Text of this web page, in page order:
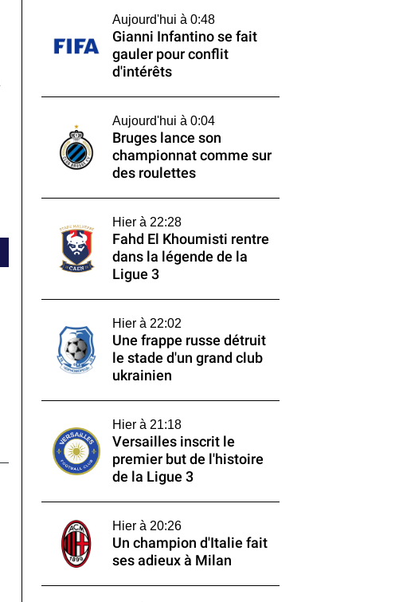
Aujourd'hui à 0:48
Gianni Infantino se fait
gauler pour conflit
d'intérêts
Aujourd'hui à 0:04
Bruges lance son
championnat comme sur
des roulettes
Hier à 22:28
Fahd El Khoumisti rentre
dans la légende de la
Ligue 3
Hier à 22:02
Une frappe russe détruit
le stade d'un grand club
ukrainien
Hier à 21:18
Versailles inscrit le
premier but de l'histoire
de la Ligue 3
Hier à 20:26
Un champion d'Italie fait
ses adieux à Milan